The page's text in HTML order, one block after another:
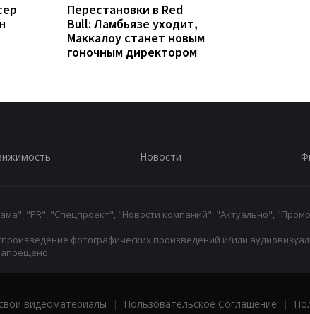
Перестановки в Red
Bull: Ламбьязе уходит,
Маккалоу станет новым
гоночным директором
Новости
"PR", "Спецпроект", "Новости компаний", "Актуально",
фотографических произведений и/или
видеоматериалы | Пользовательское Соглашение |